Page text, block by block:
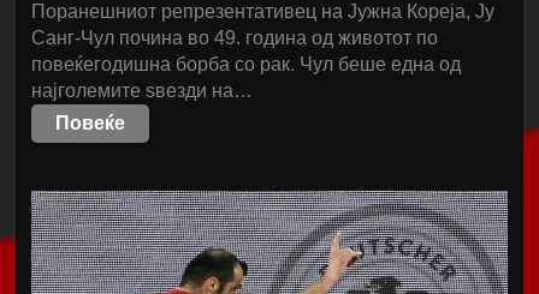
Поранешниот репрезентативец на Јужна Кореја, Ју
Санг-Чул почина во 49. година од животот по
повеќегодишна борба со рак. Чул беше една од
најголемите ѕвезди на…
Повеќе